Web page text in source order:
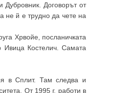
Договорът от
не й е трудно да чете на
Хрвойе, посланичката
Ивица Костелич. Самата
в Сплит. Там следва и
От 1995 г. работи в